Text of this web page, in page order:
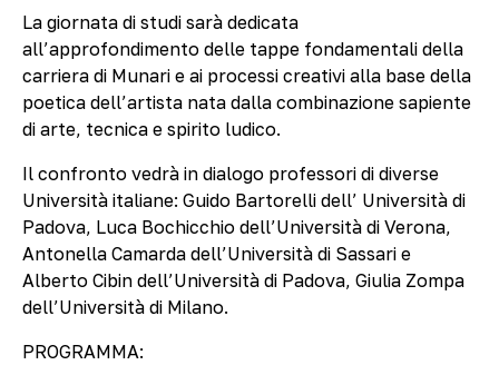
La giornata di studi sarà dedicata
all’approfondimento delle tappe fondamentali della
carriera di Munari e ai processi creativi alla base della
poetica dell’artista nata dalla combinazione sapiente
di arte, tecnica e spirito ludico.
Il confronto vedrà in dialogo professori di diverse
Università italiane: Guido Bartorelli dell’ Università di
Padova, Luca Bochicchio dell’Università di Verona,
Antonella Camarda dell’Università di Sassari e
Alberto Cibin dell’Università di Padova, Giulia Zompa
dell’Università di Milano.
PROGRAMMA: